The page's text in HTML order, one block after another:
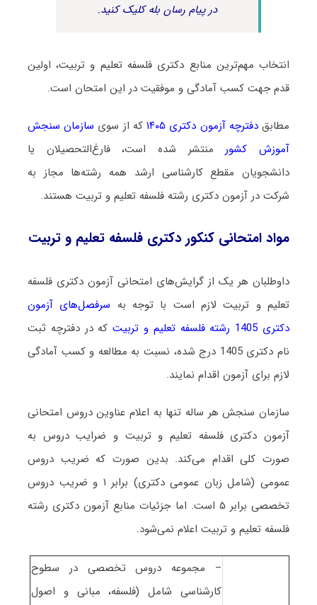
در پیام رسان بله کلیک کنید.
انتخاب مهم‌ترین منابع دکتری فلسفه تعلیم و تربیت، اولین
قدم جهت کسب آمادگی و موفقیت در این امتحان است.
مطابقدفترچه آزمون دکتری ۱۴۰۵ که از سوی سازمان سنجش
آموزش کشورمنتشر شده است، فارغ‌التحصیلان یا
دانشجویان مقطع کارشناسی ارشد همه رشته‌ها مجاز به
شرکت در آزمون دکتری رشته فلسفه تعلیم و تربیت هستند.
مواد امتحانی کنکور دکتری فلسفه تعلیم و تربیت
داوطلبان هر یک از گرایش‌های امتحانی آزمون دکتری فلسفه
تعلیم و تربیت لازم است با توجه به سرفصل‌های آزمون
دکتری 1405 رشته فلسفه تعلیم و تربیت
که در دفترچه ثبت
نام دکتری 1405 درج شده، نسبت به مطالعه و کسب آمادگی
لازم برای آزمون اقدام نمایند.
سازمان سنجش هر ساله تنها به اعلام عناوین دروس امتحانی
آزمون دکتری فلسفه تعلیم و تربیت و ضرایب دروس به
صورت کلی اقدام می‌کند. بدین صورت که ضریب دروس
عمومی (شامل زبان عمومی دکتری) برابر ۱ و ضریب دروس
تخصصی برابر ۵ است
. اما جزئیات منابع آزمون دکتری رشته
فلسفه تعلیم و تربیت اعلام نمی‌شود.
– مجموعه دروس تخصصی در سطوح
کارشناسی شامل (فلسفه، مبانی و اصول